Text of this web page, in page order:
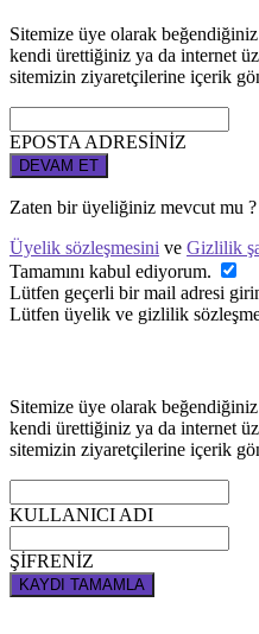
Sitemize üye olarak
kendi ürettiğiniz ya da internet
sitemizin ziyaretçilerine içerik
EPOSTA ADRESİNİZ
DEVAM ET
Zaten bir üyeliğiniz mevcut mu ?
Üyelik sözleşmesini ve Gizlilik
Tamamını kabul ediyorum.
Lütfen geçerli bir mail adresi
Lütfen üyelik ve gizlilik
Sitemize üye olarak
kendi ürettiğiniz ya da internet
sitemizin ziyaretçilerine içerik
KULLANICI ADI
ŞİFRENİZ
KAYDI TAMAMLA